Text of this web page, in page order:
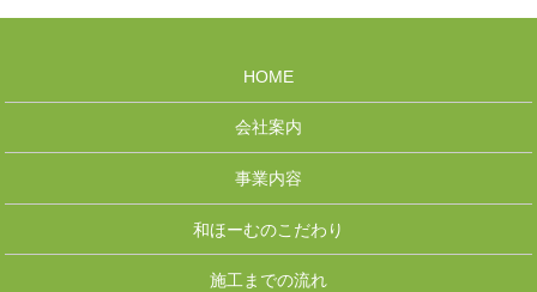
HOME
会社案内
事業内容
和ほーむのこだわり
施工までの流れ